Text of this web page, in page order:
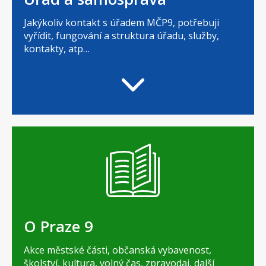
Jakýkoliv kontakt s úřadem MČP9, potřebuji
vyřídit, fungování a struktura úřadu, služby,
kontakty, atp…
O Praze 9
Akce městské části, občanská vybavenost,
školství, kultura, volný čas, zpravodaj, další